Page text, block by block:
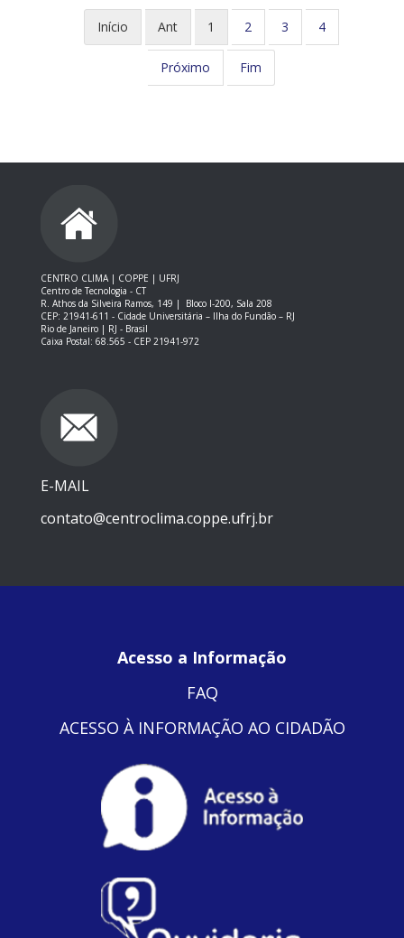
Início Ant 1 2 3 4
Próximo Fim
CENTRO CLIMA | COPPE | UFRJ
Centro de Tecnologia - CT
R. Athos da Silveira Ramos, 149 |
Bloco I-200, Sala 208
CEP: 21941-611 - Cidade Universitária – Ilha do Fundão – RJ
Rio de Janeiro | RJ - Brasil
Caixa Postal: 68.565 - CEP 21941-972
E-MAIL
contato@centroclima.coppe.ufrj.br
Acesso a Informação
FAQ
ACESSO À INFORMAÇÃO AO CIDADÃO